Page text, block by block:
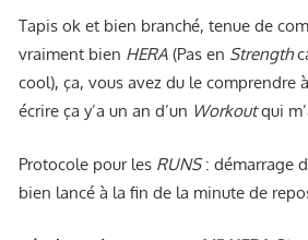
Tapis ok et bien branché, tenue de
vraiment bien HERA (Pas en Strength
cool), ça, vous avez du le comprendre
écrire ça y’a un an d’un Workoutqui
Protocole pour les RUNS: démarrage
bien lancé à la fin de la minute de